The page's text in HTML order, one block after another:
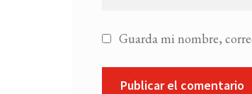
Guarda mi nombre,